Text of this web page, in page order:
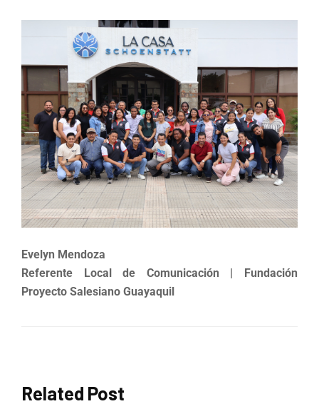
Evelyn Mendoza
Referente Local de Comunicación | Fundación
Proyecto Salesiano Guayaquil
Related Post